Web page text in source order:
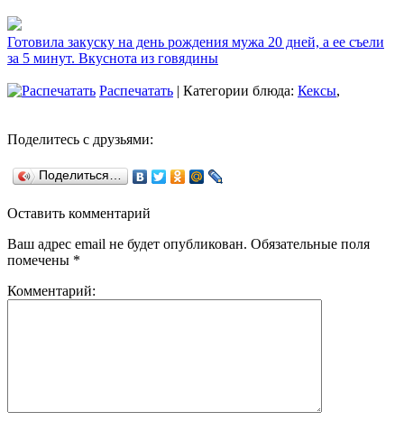
Готовила закуску на день рождения мужа 20 дней, а ее съели
за 5 минут. Вкуснота из говядины
Распечатать | Категории блюда: Кексы,
Поделитесь с друзьями:
Поделиться…
Оставить комментарий
Ваш адрес email не будет опубликован. Обязательные поля
помечены *
Комментарий: